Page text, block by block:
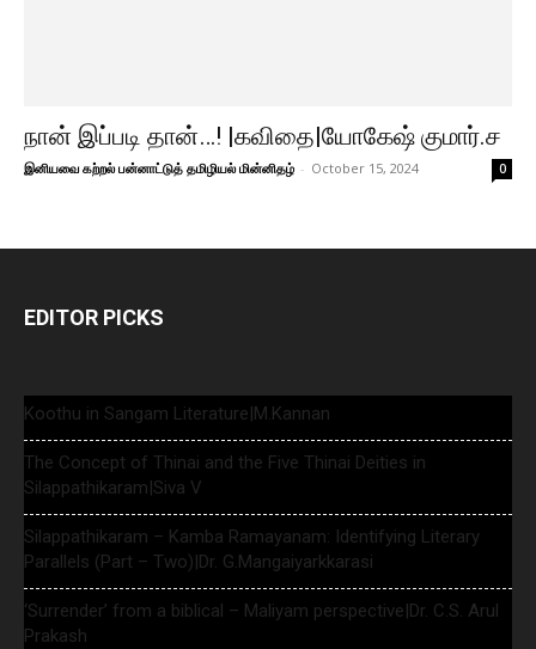
நான் இப்படி தான்…! |கவிதை|யோகேஷ் குமார்.ச
இனியவை கற்றல் பன்னாட்டுத் தமிழியல் மின்னிதழ் - October 15, 2024 0
EDITOR PICKS
Koothu in Sangam Literature|M.Kannan
The Concept of Thinai and the Five Thinai Deities in
Silappathikaram|Siva V
Silappathikaram – Kamba Ramayanam: Identifying Literary
Parallels (Part – Two)|Dr. G.Mangaiyarkkarasi
‘Surrender’ from a biblical – Maliyam perspective|Dr. C.S. Arul
Prakash